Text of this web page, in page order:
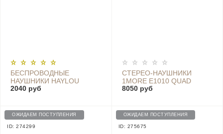
БЕСПРОВОДНЫЕ
НАУШНИКИ HAYLOU
MORIPODS - QCC3040
2040 руб
СТЕРЕО-НАУШНИКИ
1MORE E1010 QUAD
DRIVER IN-EAR
8050 руб
ОЖИДАЕМ ПОСТУПЛЕНИЯ
ID: 274299
ОЖИДАЕМ ПОСТУПЛЕНИЯ
ID: 275675